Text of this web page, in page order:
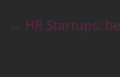
← HR Startups: